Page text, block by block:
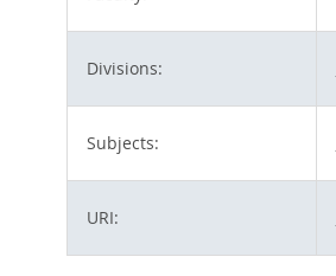
Divisions:
Subjects:
URI: